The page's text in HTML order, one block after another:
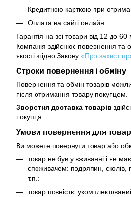
Кредитною карткою при
Оплата на сайті онлайн
Гарантія на всі товари від 12 до 60
Компанія здійснює повернення та
якості згідно Закону «Про захист
Строки повернення і обміну
Повернення та обмін товарів
після отримання товару покупцем.
Зворотня доставка товарів
покупця.
Умови повернення для
Ви можете повернути товар або
товар не був у вживанні і не
споживачем: подряпин, сколів,
т.п.;
товар повністю